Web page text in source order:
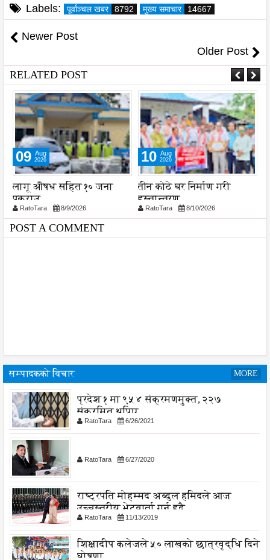
Labels: पूर्वाञ्चल खबर 8792 मुख्य समाचार 14667
Newer Post
Older Post
RELATED POST
09 Aug
2026
लागू औषध सहित १० जना
पक्राउ
RatoTara 8/9/2026
10 Aug
2026
तीन कोठे घर निर्माण गरी
हस्तान्तरण
RatoTara 8/10/2026
POST A COMMENT
सम्पादकको विचार MORE
प्रदेश १ मा ९५४ संक्रमणमुक्त, २२७
संक्रमित थपिए
RatoTara 6/26/2021
RatoTara 6/27/2020
राष्ट्रपति मोहम्मद अब्दुल हमिदले आज
उच्चस्तरीय भेटवार्ता गर्नु हुदै,
RatoTara 11/13/2019
शिक्षादीप कलेजले ५० लाखको छात्रवृद्धि दिने
घोषणा